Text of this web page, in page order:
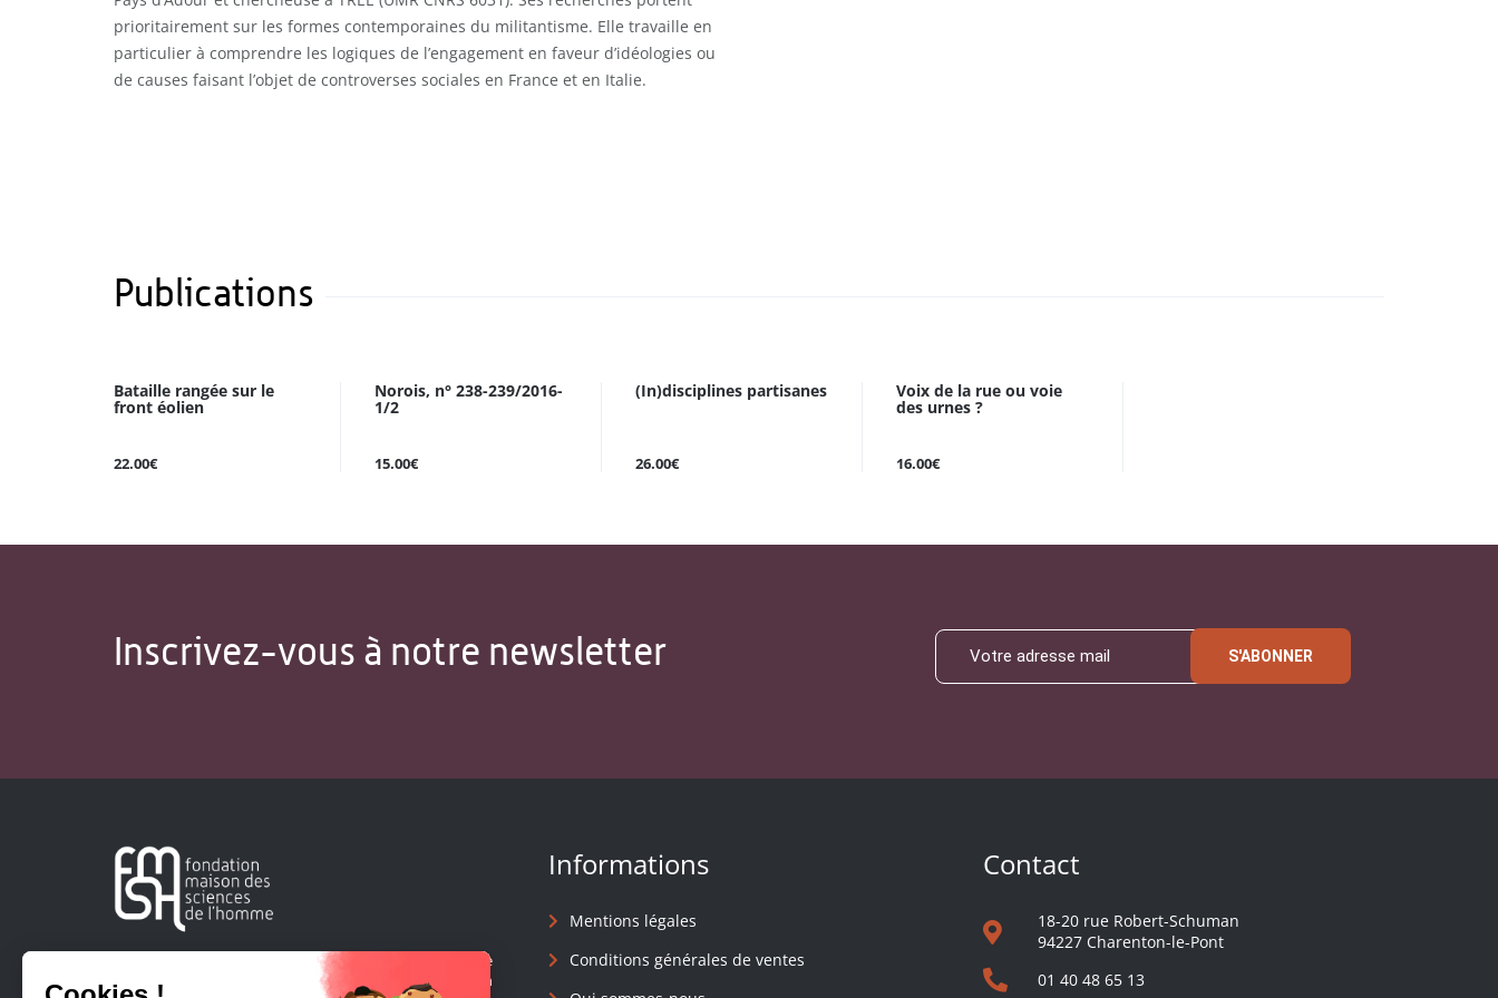
prioritairement sur les formes contemporaines du militantisme. Elle travaille en
particulier à comprendre les logiques de l’engagement en faveur d’idéologies ou
de causes faisant l’objet de controverses sociales en France et en Italie.
Publications
Bataille rangée sur le
front éolien
22.00€
Norois, n° 238-239/2016-
1/2
15.00€
(In)disciplines partisanes
26.00€
Voix de la rue ou voie
des urnes ?
16.00€
Inscrivez-vous à notre newsletter S'ABONNER
Créée en 1963, la Fondation Maison Sciences de l'Homme
soutient la recherche et la diffusion des connaissances en
Informations
Mentions légales
Conditions générales de ventes
Contact
18-20 rue Robert-Schuman
94227 Charenton-le-Pont
01 40 48 65 13